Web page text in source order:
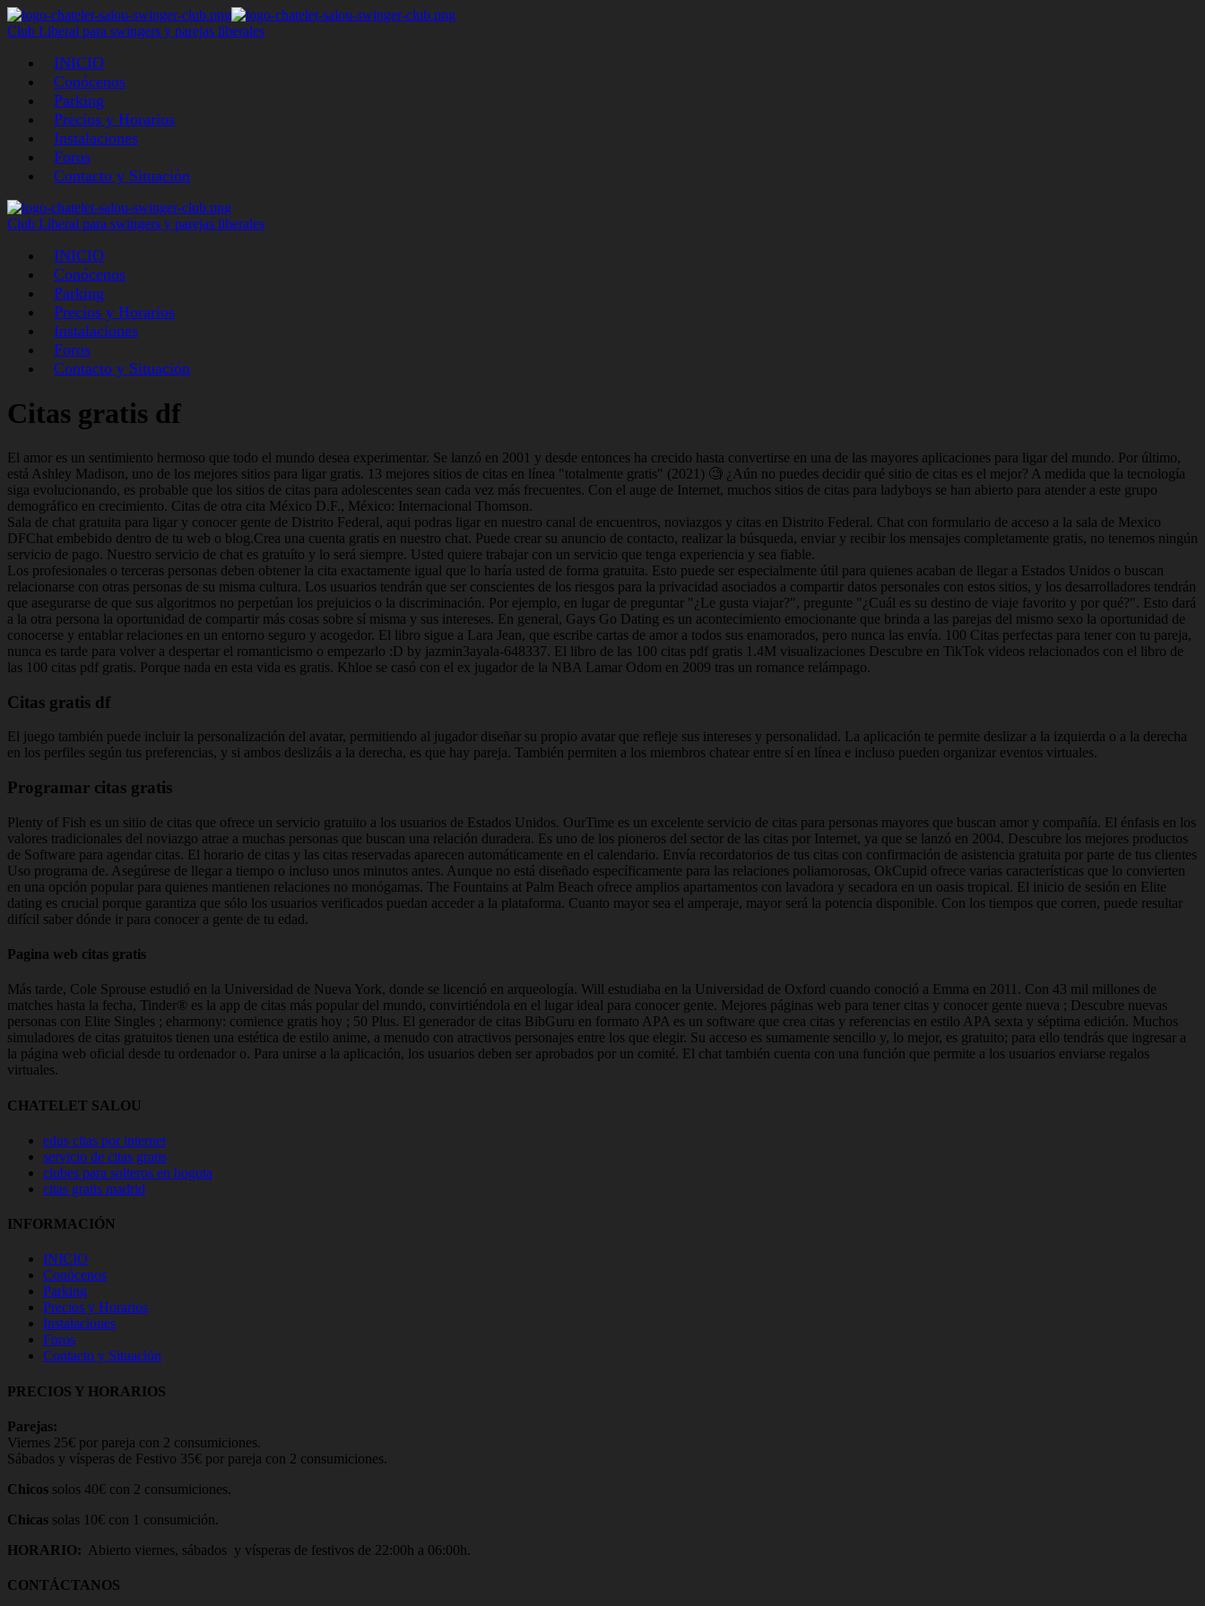
Club Liberal para swingers y parejas liberales
INICIO
Conócenos
Parking
Precios y Horarios
Instalaciones
Foros
Contacto y Situación
Club Liberal para swingers y parejas liberales
INICIO
Conócenos
Parking
Precios y Horarios
Instalaciones
Foros
Contacto y Situación
Citas gratis df
El amor es un sentimiento hermoso que todo el mundo desea experimentar. Se lanzó en 2001 y desde entonces ha crecido hasta convertirse en una de las mayores aplicaciones para ligar del mundo. Por último,
está Ashley Madison, uno de los mejores sitios para ligar gratis. 13 mejores sitios de citas en línea "totalmente gratis" (2021) 🧐 ¿Aún no puedes decidir qué sitio de citas es el mejor? A medida que la tecnología
siga evolucionando, es probable que los sitios de citas para adolescentes sean cada vez más frecuentes. Con el auge de Internet, muchos sitios de citas para ladyboys se han abierto para atender a este grupo
demográfico en crecimiento. Citas de otra cita México D.F., México: Internacional Thomson.
Sala de chat gratuita para ligar y conocer gente de Distrito Federal, aqui podras ligar en nuestro canal de encuentros, noviazgos y citas en Distrito Federal. Chat con formulario de acceso a la sala de Mexico
DFChat embebido dentro de tu web o blog.Crea una cuenta gratis en nuestro chat. Puede crear su anuncio de contacto, realizar la búsqueda, enviar y recibir los mensajes completamente gratis, no tenemos ningún
servicio de pago. Nuestro servicio de chat es gratuíto y lo será siempre. Usted quiere trabajar con un servicio que tenga experiencia y sea fiable.
Los profesionales o terceras personas deben obtener la cita exactamente igual que lo haría usted de forma gratuita. Esto puede ser especialmente útil para quienes acaban de llegar a Estados Unidos o buscan
relacionarse con otras personas de su misma cultura. Los usuarios tendrán que ser conscientes de los riesgos para la privacidad asociados a compartir datos personales con estos sitios, y los desarrolladores tendrán
que asegurarse de que sus algoritmos no perpetúan los prejuicios o la discriminación. Por ejemplo, en lugar de preguntar "¿Le gusta viajar?", pregunte "¿Cuál es su destino de viaje favorito y por qué?". Esto dará
a la otra persona la oportunidad de compartir más cosas sobre sí misma y sus intereses. En general, Gays Go Dating es un acontecimiento emocionante que brinda a las parejas del mismo sexo la oportunidad de
conocerse y entablar relaciones en un entorno seguro y acogedor. El libro sigue a Lara Jean, que escribe cartas de amor a todos sus enamorados, pero nunca las envía. 100 Citas perfectas para tener con tu pareja,
nunca es tarde para volver a despertar el romanticismo o empezarlo :D by jazmin3ayala-648337. El libro de las 100 citas pdf gratis 1.4M visualizaciones Descubre en TikTok videos relacionados con el libro de
las 100 citas pdf gratis. Porque nada en esta vida es gratis. Khloe se casó con el ex jugador de la NBA Lamar Odom en 2009 tras un romance relámpago.
Citas gratis df
El juego también puede incluir la personalización del avatar, permitiendo al jugador diseñar su propio avatar que refleje sus intereses y personalidad. La aplicación te permite deslizar a la izquierda o a la derecha
en los perfiles según tus preferencias, y si ambos deslizáis a la derecha, es que hay pareja. También permiten a los miembros chatear entre sí en línea e incluso pueden organizar eventos virtuales.
Programar citas gratis
Plenty of Fish es un sitio de citas que ofrece un servicio gratuito a los usuarios de Estados Unidos. OurTime es un excelente servicio de citas para personas mayores que buscan amor y compañía. El énfasis en los
valores tradicionales del noviazgo atrae a muchas personas que buscan una relación duradera. Es uno de los pioneros del sector de las citas por Internet, ya que se lanzó en 2004. Descubre los mejores productos
de Software para agendar citas. El horario de citas y las citas reservadas aparecen automáticamente en el calendario. Envía recordatorios de tus citas con confirmación de asistencia gratuita por parte de tus clientes
Uso programa de. Asegúrese de llegar a tiempo o incluso unos minutos antes. Aunque no está diseñado específicamente para las relaciones poliamorosas, OkCupid ofrece varias características que lo convierten
en una opción popular para quienes mantienen relaciones no monógamas. The Fountains at Palm Beach ofrece amplios apartamentos con lavadora y secadora en un oasis tropical. El inicio de sesión en Elite
dating es crucial porque garantiza que sólo los usuarios verificados puedan acceder a la plataforma. Cuanto mayor sea el amperaje, mayor será la potencia disponible. Con los tiempos que corren, puede resultar
difícil saber dónde ir para conocer a gente de tu edad.
Pagina web citas gratis
Más tarde, Cole Sprouse estudió en la Universidad de Nueva York, donde se licenció en arqueología. Will estudiaba en la Universidad de Oxford cuando conoció a Emma en 2011. Con 43 mil millones de
matches hasta la fecha, Tinder® es la app de citas más popular del mundo, convirtiéndola en el lugar ideal para conocer gente. Mejores páginas web para tener citas y conocer gente nueva ; Descubre nuevas
personas con Elite Singles ; eharmony: comience gratis hoy ; 50 Plus. El generador de citas BibGuru en formato APA es un software que crea citas y referencias en estilo APA sexta y séptima edición. Muchos
simuladores de citas gratuitos tienen una estética de estilo anime, a menudo con atractivos personajes entre los que elegir. Su acceso es sumamente sencillo y, lo mejor, es gratuito; para ello tendrás que ingresar a
la página web oficial desde tu ordenador o. Para unirse a la aplicación, los usuarios deben ser aprobados por un comité. El chat también cuenta con una función que permite a los usuarios enviarse regalos
virtuales.
CHATELET SALOU
edus citas por internet
servicio de citas gratis
clubes para solteros en bogota
citas gratis madrid
INFORMACIÓN
INICIO
Conócenos
Parking
Precios y Horarios
Instalaciones
Foros
Contacto y Situación
PRECIOS Y HORARIOS
Parejas:
Viernes 25€ por pareja con 2 consumiciones.
Sábados y vísperas de Festivo 35€ por pareja con 2 consumiciones.
Chicos solos 40€ con 2 consumiciones.
Chicas solas 10€ con 1 consumición.
HORARIO: Abierto viernes, sábados y vísperas de festivos de 22:00h a 06:00h.
CONTÁCTANOS